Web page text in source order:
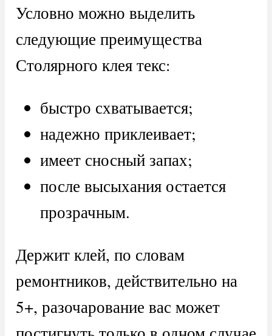
Условно можно выделить
следующие преимущества
Столярного клея текс:
быстро схватывается;
надежно приклеивает;
имеет сносный запах;
после высыхания остается
прозрачным.
Держит клей, по словам
ремонтников, действительно на
5+, разочарование вас может